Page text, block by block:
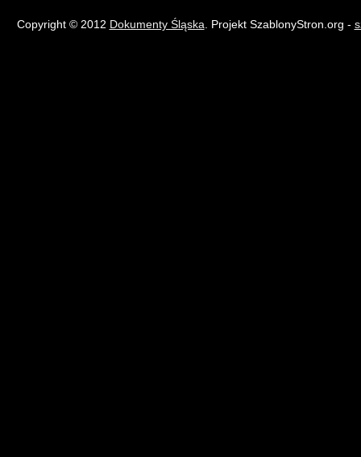
Copyright © 2012 Dokumenty Śląska . Projekt SzablonyStron.org -